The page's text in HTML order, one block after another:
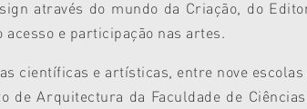
através do mundo da Criação, do
e participação nas artes.
científicas e artísticas, entre nove
de Arquitectura da Faculdade de